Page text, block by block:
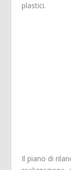
plastici.
Il piano di